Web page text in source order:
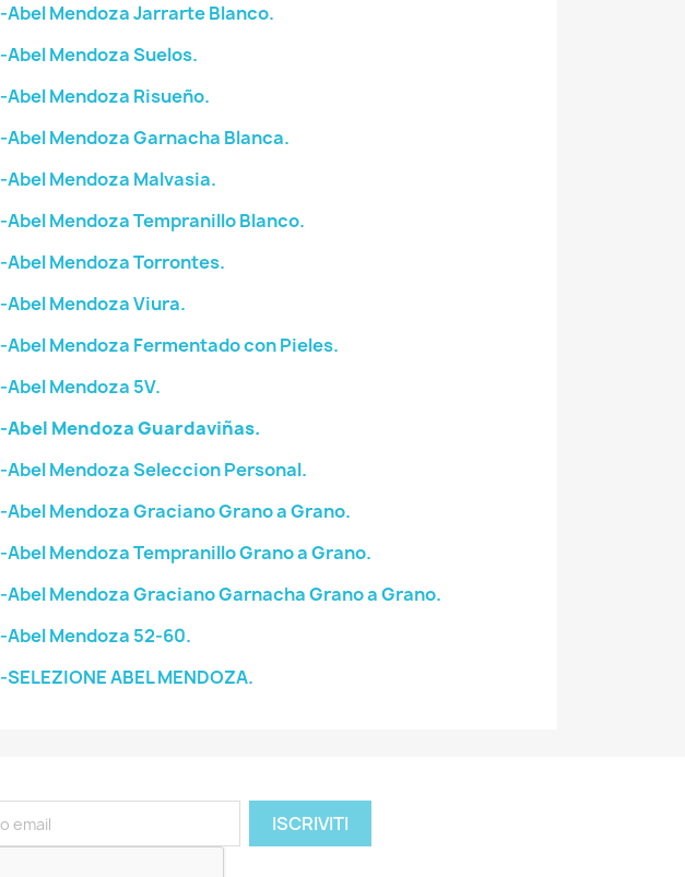
-Abel Mendoza Jarrarte Blanco.
-Abel Mendoza Suelos.
-Abel Mendoza Risueño.
-Abel Mendoza Garnacha Blanca.
-Abel Mendoza Malvasia.
-Abel Mendoza Tempranillo Blanco.
-Abel Mendoza Torrontes.
-Abel Mendoza Viura.
-Abel Mendoza Fermentado con Pieles.
-Abel Mendoza 5V.
-Abel Mendoza Guardaviñas.
-Abel Mendoza Seleccion Personal.
-Abel Mendoza Graciano Grano a Grano.
-Abel Mendoza Tempranillo Grano a Grano.
-Abel Mendoza Graciano Garnacha Grano a Grano.
-Abel Mendoza 52-60.
-SELEZIONE ABEL MENDOZA.